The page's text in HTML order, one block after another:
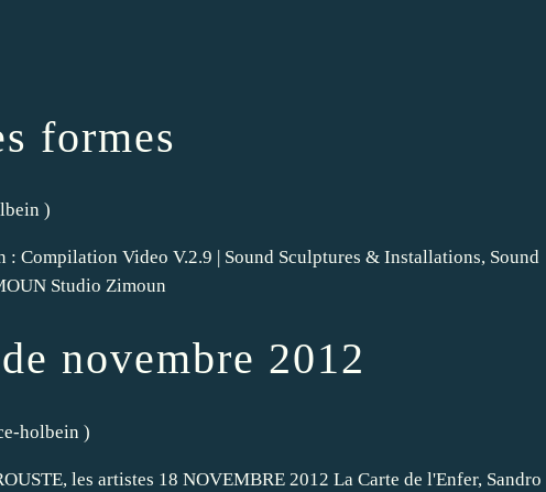
formes
)
: Compilation Video V.2.9 | Sound Sculptures & Installations, Sound
Studio Zimoun
novembre 2012
holbein )
les artistes 18 NOVEMBRE 2012 La Carte de l'Enfer, Sandro